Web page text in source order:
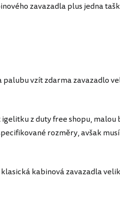
zavazadla plus jedna
palubu vzít zdarma zavazadlo
z duty free shopu,
rozměry, avšak
kabinová zavazadla